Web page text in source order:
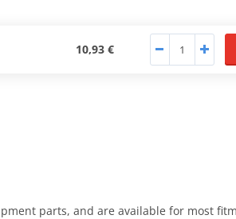
10,93 €
parts, and are available for most